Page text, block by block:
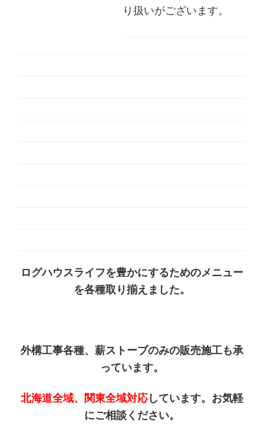
り扱いがございます。
ログハウスライフを豊かにするためのメニュー
を各種取り揃えました。
外構工事各種、薪ストーブのみの販売施工も承
っています。
北海道全域、関東全域対応しています。お気軽
にご相談ください。